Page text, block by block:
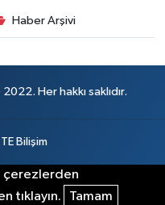
Haber Arşivi
Her hakkı saklıdır.
TE Bilişim
çerezlerden
tıklayın.
Tamam